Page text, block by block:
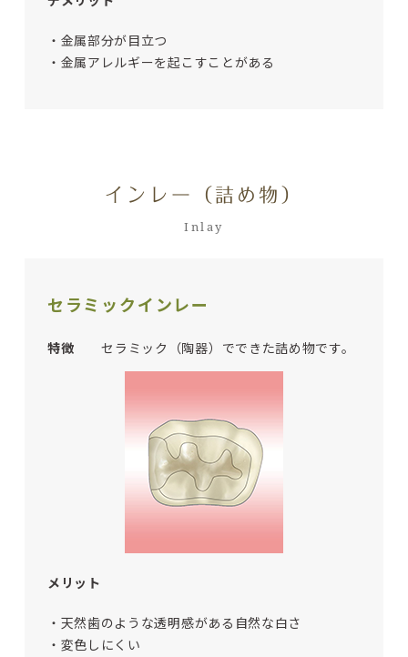
・金属部分が目立つ
・金属アレルギーを起こすことがある
インレー（詰め物）
Inlay
セラミックインレー
特徴 セラミック（陶器）でできた詰め物です。
メリット
・天然歯のような透明感がある自然な白さ
・変色しにくい